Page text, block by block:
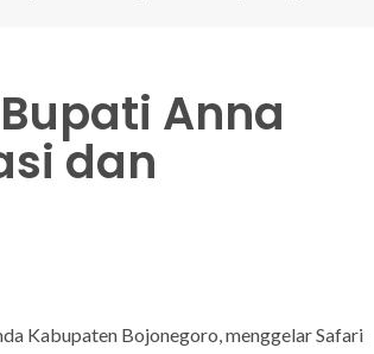
Anna
dan
Kabupaten Bojonegoro, menggelar Safari